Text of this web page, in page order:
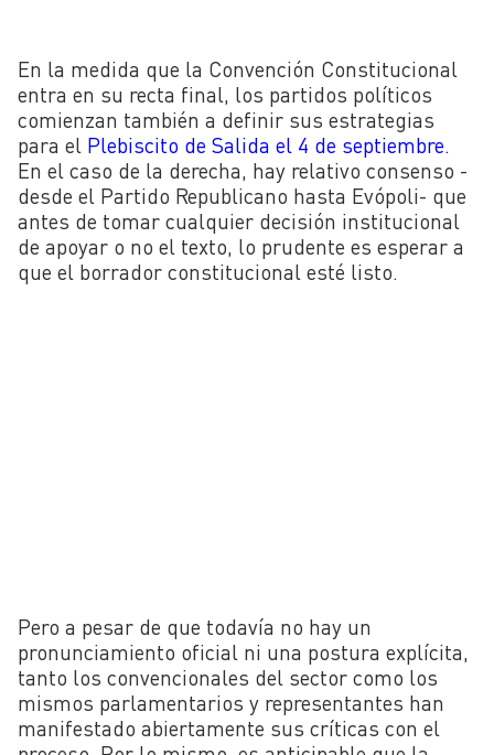
En la medida que la Convención Constitucional
entra en su recta final, los partidos políticos
comienzan también a definir sus estrategias
para el Plebiscito de Salida el 4 de septiembre.
En el caso de la derecha, hay relativo consenso -
desde el Partido Republicano hasta Evópoli- que
antes de tomar cualquier decisión institucional
de apoyar o no el texto, lo prudente es esperar a
que el borrador constitucional esté listo.
Pero a pesar de que todavía no hay un
pronunciamiento oficial ni una postura explícita,
tanto los convencionales del sector como los
mismos parlamentarios y representantes han
manifestado abiertamente sus críticas con el